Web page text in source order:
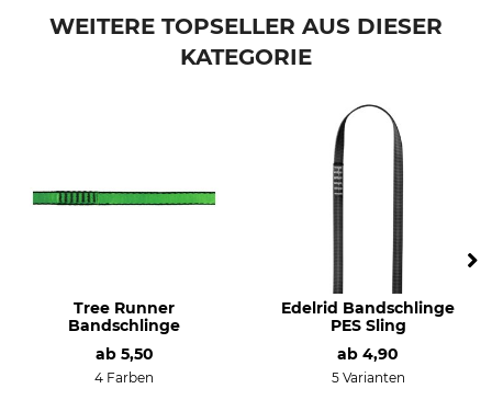
WEITERE TOPSELLER AUS DIESER
KATEGORIE
Tree Runner
Bandschlinge
ab 5,50
4 Farben
Edelrid Bandschlinge
PES Sling
ab 4,90
5 Varianten